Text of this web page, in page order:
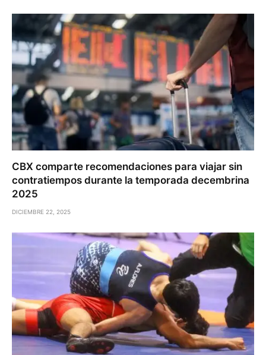
CBX comparte recomendaciones para viajar sin
contratiempos durante la temporada decembrina
2025
DICIEMBRE 22, 2025